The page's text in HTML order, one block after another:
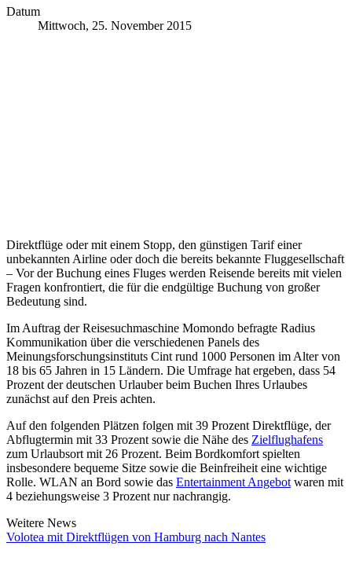
Datum
Mittwoch, 25. November 2015
Direktflüge oder mit einem Stopp, den günstigen Tarif einer
unbekannten Airline oder doch die bereits bekannte Fluggesellschaft
– Vor der Buchung eines Fluges werden Reisende bereits mit vielen
Fragen konfrontiert, die für die endgültige Buchung von großer
Bedeutung sind.
Im Auftrag der Reisesuchmaschine Momondo befragte Radius
Kommunikation über die verschiedenen Panels des
Meinungsforschungsinstituts Cint rund 1000 Personen im Alter von
18 bis 65 Jahren in 15 Ländern. Die Umfrage hat ergeben, dass 54
Prozent der deutschen Urlauber beim Buchen Ihres Urlaubes
zunächst auf den Preis achten.
Auf den folgenden Plätzen folgen mit 39 Prozent Direktflüge, der
Abflugtermin mit 33 Prozent sowie die Nähe des Zielflughafens
zum Urlaubsort mit 26 Prozent. Beim Bordkomfort spielten
insbesondere bequeme Sitze sowie die Beinfreiheit eine wichtige
Rolle. WLAN an Bord sowie das Entertainment Angebot waren mit
4 beziehungsweise 3 Prozent nur nachrangig.
Weitere News
Volotea mit Direktflügen von Hamburg nach Nantes